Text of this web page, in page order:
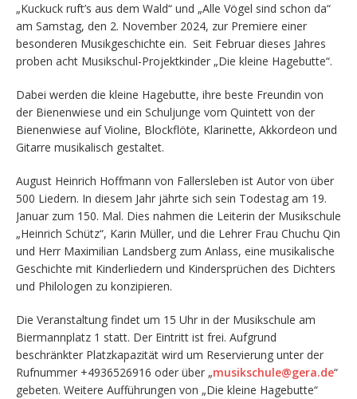
„Kuckuck ruft’s aus dem Wald“ und „Alle Vögel sind schon da“
am Samstag, den 2. November 2024, zur Premiere einer
besonderen Musikgeschichte ein. Seit Februar dieses Jahres
proben acht Musikschul-Projektkinder „Die kleine Hagebutte“.
Dabei werden die kleine Hagebutte, ihre beste Freundin von
der Bienenwiese und ein Schuljunge vom Quintett von der
Bienenwiese auf Violine, Blockflöte, Klarinette, Akkordeon und
Gitarre musikalisch gestaltet.
August Heinrich Hoffmann von Fallersleben ist Autor von über
500 Liedern. In diesem Jahr jährte sich sein Todestag am 19.
Januar zum 150. Mal. Dies nahmen die Leiterin der Musikschule
„Heinrich Schütz“, Karin Müller, und die Lehrer Frau Chuchu Qin
und Herr Maximilian Landsberg zum Anlass, eine musikalische
Geschichte mit Kinderliedern und Kindersprüchen des Dichters
und Philologen zu konzipieren.
Die Veranstaltung findet um 15 Uhr in der Musikschule am
Biermannplatz 1 statt. Der Eintritt ist frei. Aufgrund
beschränkter Platzkapazität wird um Reservierung unter der
Rufnummer +4936526916 oder über „musikschule@gera.de“
gebeten. Weitere Aufführungen von „Die kleine Hagebutte“